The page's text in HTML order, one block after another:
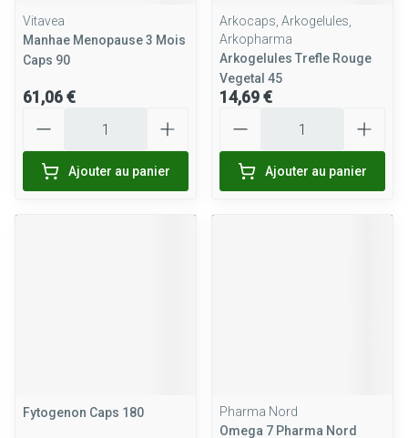
Vitavea
Manhae Menopause 3 Mois
Caps 90
61,06 €
Ajouter au panier
Arkocaps, Arkogelules,
Arkopharma
Arkogelules Trefle Rouge
Vegetal 45
14,69 €
Ajouter au panier
Fytogenon Caps 180
Pharma Nord
Omega 7 Pharma Nord